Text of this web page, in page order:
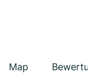
Map